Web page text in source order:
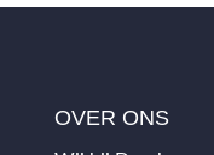
OVER ONS